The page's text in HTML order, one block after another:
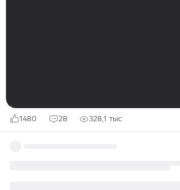
1480 28 328,1 тыс